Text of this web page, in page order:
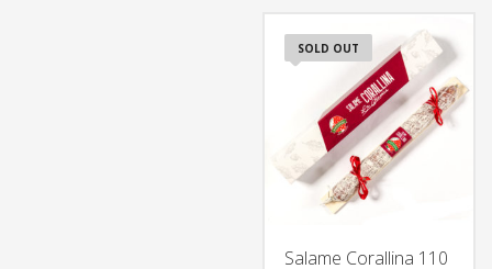
SOLD OUT
Salame Corallina 110